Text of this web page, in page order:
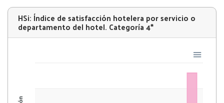
HSi: Índice de satisfacción hotelera por servicio o
departamento del hotel. Categoría 4*